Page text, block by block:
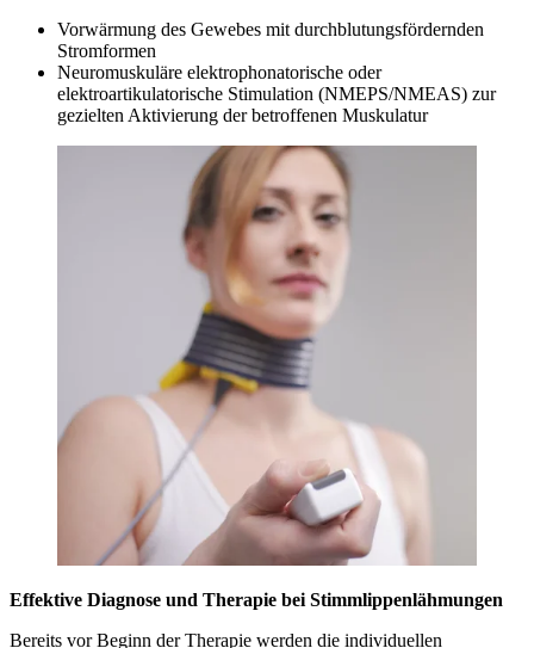
Vorwärmung des Gewebes mit durchblutungsfördernden
Stromformen
Neuromuskuläre elektrophonatorische oder
elektroartikulatorische Stimulation (NMEPS/NMEAS) zur
gezielten Aktivierung der betroffenen Muskulatur
Effektive Diagnose und Therapie bei Stimmlippenlähmungen
Bereits vor Beginn der Therapie werden die individuellen